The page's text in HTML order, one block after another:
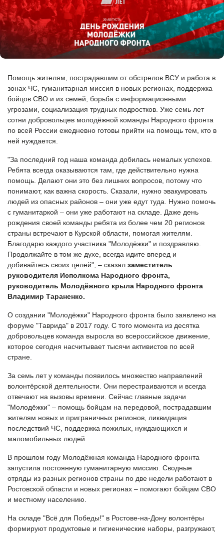
Помощь жителям, пострадавшим от обстрелов ВСУ и работа в
зонах ЧС, гуманитарная миссия в новых регионах, поддержка
бойцов СВО и их семей, борьба с информационными
угрозами, социализация трудных подростков. Уже семь лет
сотни добровольцев молодёжной команды Народного фронта
по всей России ежедневно готовы прийти на помощь тем, кто в
ней нуждается.
"За последний год наша команда добилась немалых успехов.
Ребята всегда оказываются там, где действительно нужна
помощь. Делают они это без лишних вопросов, потому что
понимают, как важна скорость. Сказали, нужно эвакуировать
людей из опасных районов – они уже едут туда. Нужно помочь
с гуманитаркой – они уже работают на складе. Даже день
рождения своей команды ребята из более чем 20 регионов
страны встречают в Курской области, помогая жителям.
Благодарю каждого участника "Молодёжки" и поздравляю.
Продолжайте в том же духе, всегда идите вперед и
добивайтесь своих целей", – сказал заместитель
руководителя Исполкома Народного фронта,
руководитель Молодёжного крыла Народного фронта
Владимир Тараненко.
О создании "Молодёжки" Народного фронта было заявлено на
форуме "Таврида" в 2017 году. С того момента из десятка
добровольцев команда выросла во всероссийское движение,
которое сегодня насчитывает тысячи активистов по всей
стране.
За семь лет у команды появилось множество направлений
волонтёрской деятельности. Они перестраиваются и всегда
отвечают на вызовы времени. Сейчас главные задачи
"Молодёжки" – помощь бойцам на передовой, пострадавшим
жителям новых и приграничных регионов, ликвидация
последствий ЧС, поддержка пожилых, нуждающихся и
маломобильных людей.
В прошлом году Молодёжная команда Народного фронта
запустила постоянную гуманитарную миссию. Сводные
отряды из разных регионов страны по две недели работают в
Ростовской области и новых регионах – помогают бойцам СВО
и местному населению.
На складе "Всё для Победы!" в Ростове-на-Дону волонтёры
формируют продуктовые и гигиенические наборы, разгружают,